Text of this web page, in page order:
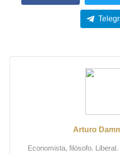
Arturo
Economista, filósofo.